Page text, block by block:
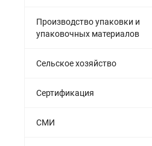
Производство упаковки и
упаковочных материалов
Сельское хозяйство
Сертификация
СМИ